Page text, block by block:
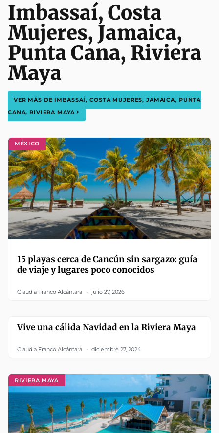
Imbassaí, Costa
Mujeres, Jamaica,
Punta Cana, Riviera
Maya
VER MÁS DE IMBASSAÍ,COSTA MUJERES,JAMAICA, PUNTA
CANA, RIVIERA MAYA
MÉXICO
15 playas cerca de Cancún sin sargazo: guía
de viaje y lugares poco conocidos
Claudia Franco Alcántara julio 27, 2026
Vive una cálida Navidad en la Riviera Maya
Claudia Franco Alcántara diciembre 27, 2024
RIVIERA MAYA